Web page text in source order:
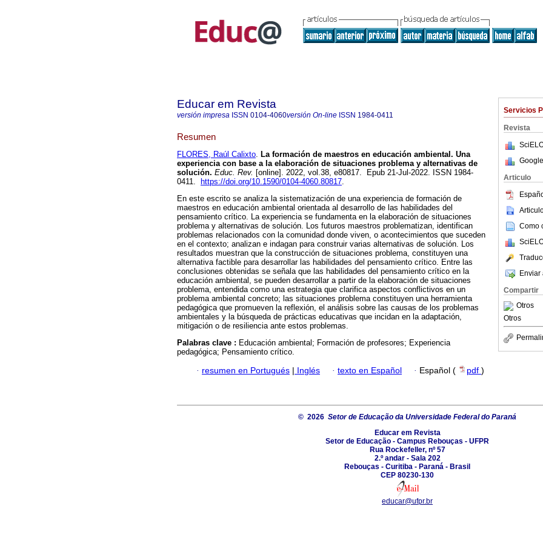
Servicios
Revista
Articulo
Como
Enviar
Compartir
Otros
Otros
Educar em Revista
versión impresa ISSN 0104-4060versión On-line ISSN 1984-0411
Resumen
FLORES, Raúl Calixto. La formación de maestros en educación ambiental. Una
experiencia con base a la elaboración de situaciones problema y alternativas de
solución. Educ. Rev. [online]. 2022, vol.38, e80817. Epub 21-Jul-2022. ISSN 1984-
0411.
https://doi.org/10.1590/0104-4060.80817.
En este escrito se analiza la sistematización de una experiencia de formación de
maestros en educación ambiental orientada al desarrollo de las habilidades del
pensamiento crítico. La experiencia se fundamenta en la elaboración de situaciones
problema y alternativas de solución. Los futuros maestros problematizan, identifican
problemas relacionados con la comunidad donde viven, o acontecimientos que suceden
en el contexto; analizan e indagan para construir varias alternativas de solución. Los
resultados muestran que la construcción de situaciones problema, constituyen una
alternativa factible para desarrollar las habilidades del pensamiento crítico. Entre las
conclusiones obtenidas se señala que las habilidades del pensamiento crítico en la
educación ambiental, se pueden desarrollar a partir de la elaboración de situaciones
problema, entendida como una estrategia que clarifica aspectos conflictivos en un
problema ambiental concreto; las situaciones problema constituyen una herramienta
pedagógica que promueven la reflexión, el análisis sobre las causas de los problemas
ambientales y la búsqueda de prácticas educativas que incidan en la adaptación,
mitigación o de resiliencia ante estos problemas.
Palabras clave : Educación ambiental; Formación de profesores; Experiencia
pedagógica; Pensamiento crítico.
· resumen en Portugués | Inglés · texto en Español · Español ( pdf )
© 2026 Setor de Educação da Universidade Federal do Paraná
Educar em Revista
Setor de Educação - Campus Rebouças - UFPR
Rua Rockefeller, nº 57
2.º andar - Sala 202
Rebouças - Curitiba - Paraná - Brasil
CEP 80230-130
educar@ufpr.br